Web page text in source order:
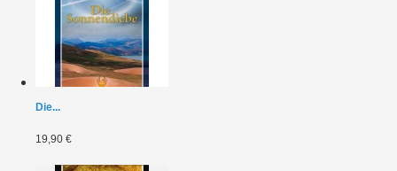
Die...
19,90 €